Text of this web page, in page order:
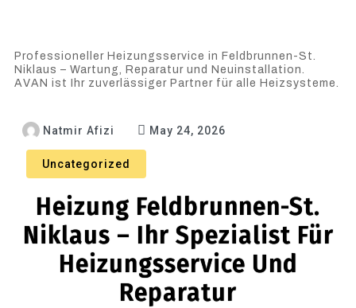
Professioneller Heizungsservice in Feldbrunnen-St.
Niklaus – Wartung, Reparatur und Neuinstallation.
AVAN ist Ihr zuverlässiger Partner für alle Heizsysteme.
Natmir Afizi May 24, 2026
Uncategorized
Heizung Feldbrunnen-St.
Niklaus – Ihr Spezialist Für
Heizungsservice Und
Reparatur